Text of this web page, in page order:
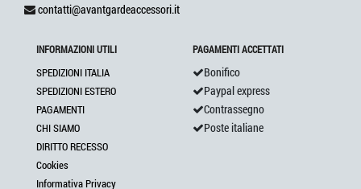
contatti@avantgardeaccessori.it
INFORMAZIONI UTILI
SPEDIZIONI ITALIA
SPEDIZIONI ESTERO
PAGAMENTI
CHI SIAMO
DIRITTO RECESSO
Cookies
Informativa Privacy
PAGAMENTI ACCETTATI
Bonifico
Paypal express
Contrassegno
Poste italiane